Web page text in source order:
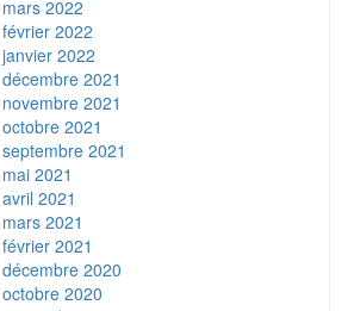
mars 2022
février 2022
janvier 2022
décembre 2021
novembre 2021
octobre 2021
septembre 2021
mai 2021
avril 2021
mars 2021
février 2021
décembre 2020
octobre 2020